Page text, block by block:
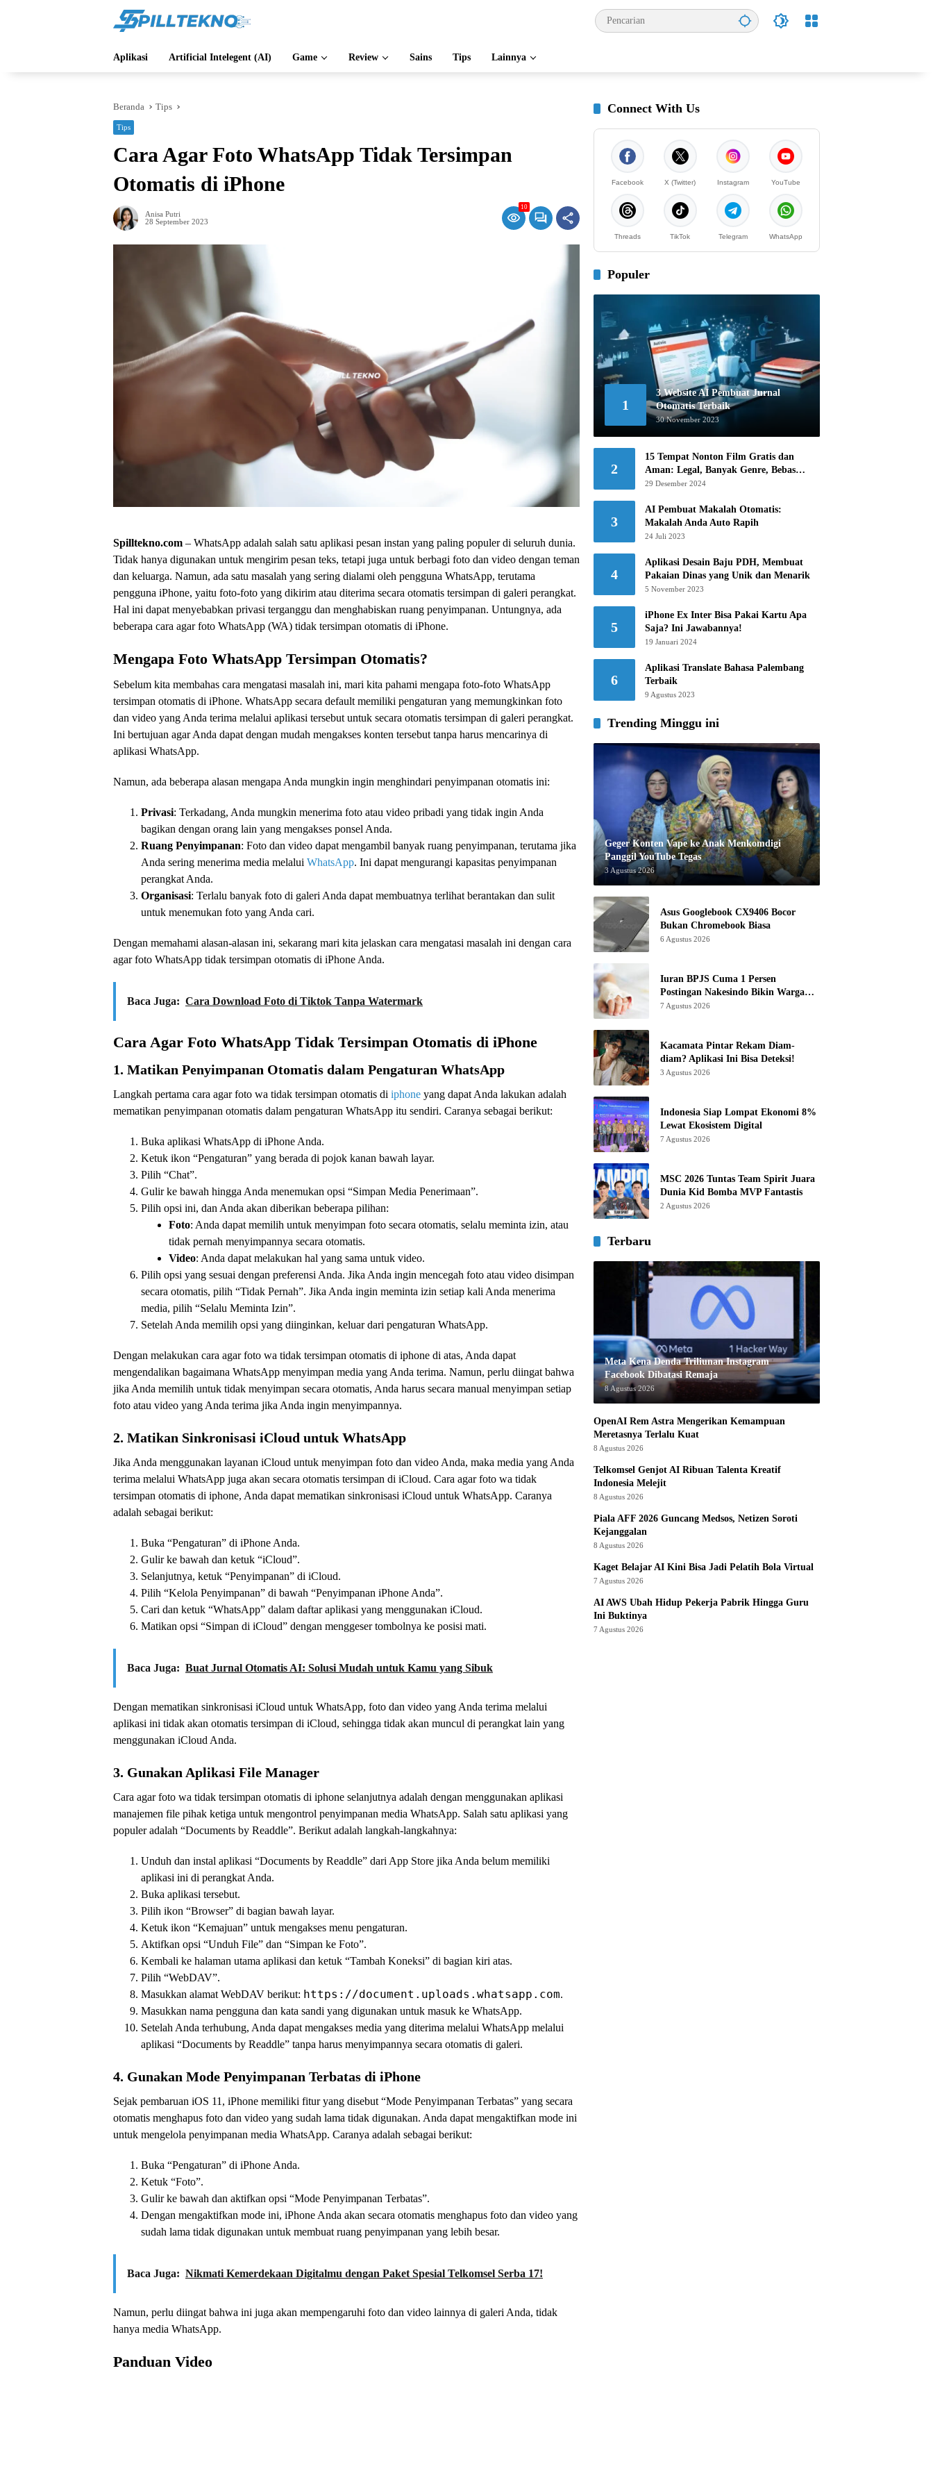
Aplikasi Artificial Intelegent (AI) Game Review Sains Tips Lainnya
Beranda Tips
Tips
Cara Agar Foto WhatsApp Tidak Tersimpan
Otomatis di iPhone
Anisa Putri
28 September 2023
10
Spilltekno.com – WhatsApp adalah salah satu aplikasi pesan instan yang paling populer di seluruh dunia.
Tidak hanya digunakan untuk mengirim pesan teks, tetapi juga untuk berbagi foto dan video dengan teman
dan keluarga. Namun, ada satu masalah yang sering dialami oleh pengguna WhatsApp, terutama
pengguna iPhone, yaitu foto-foto yang dikirim atau diterima secara otomatis tersimpan di galeri perangkat.
Hal ini dapat menyebabkan privasi terganggu dan menghabiskan ruang penyimpanan. Untungnya, ada
beberapa cara agar foto WhatsApp (WA) tidak tersimpan otomatis di iPhone.
Mengapa Foto WhatsApp Tersimpan Otomatis?
Sebelum kita membahas cara mengatasi masalah ini, mari kita pahami mengapa foto-foto WhatsApp
tersimpan otomatis di iPhone. WhatsApp secara default memiliki pengaturan yang memungkinkan foto
dan video yang Anda terima melalui aplikasi tersebut untuk secara otomatis tersimpan di galeri perangkat.
Ini bertujuan agar Anda dapat dengan mudah mengakses konten tersebut tanpa harus mencarinya di
aplikasi WhatsApp.
Namun, ada beberapa alasan mengapa Anda mungkin ingin menghindari penyimpanan otomatis ini:
Privasi: Terkadang, Anda mungkin menerima foto atau video pribadi yang tidak ingin Anda
bagikan dengan orang lain yang mengakses ponsel Anda.
Ruang Penyimpanan: Foto dan video dapat mengambil banyak ruang penyimpanan, terutama jika
Anda sering menerima media melalui WhatsApp. Ini dapat mengurangi kapasitas penyimpanan
perangkat Anda.
Organisasi: Terlalu banyak foto di galeri Anda dapat membuatnya terlihat berantakan dan sulit
untuk menemukan foto yang Anda cari.
Dengan memahami alasan-alasan ini, sekarang mari kita jelaskan cara mengatasi masalah ini dengan cara
agar foto WhatsApp tidak tersimpan otomatis di iPhone Anda.
Baca Juga: Cara Download Foto di Tiktok Tanpa Watermark
Cara Agar Foto WhatsApp Tidak Tersimpan Otomatis di iPhone
1. Matikan Penyimpanan Otomatis dalam Pengaturan WhatsApp
Langkah pertama cara agar foto wa tidak tersimpan otomatis di iphone yang dapat Anda lakukan adalah
mematikan penyimpanan otomatis dalam pengaturan WhatsApp itu sendiri. Caranya sebagai berikut:
Buka aplikasi WhatsApp di iPhone Anda.
Ketuk ikon “Pengaturan” yang berada di pojok kanan bawah layar.
Pilih “Chat”.
Gulir ke bawah hingga Anda menemukan opsi “Simpan Media Penerimaan”.
Pilih opsi ini, dan Anda akan diberikan beberapa pilihan:
Foto: Anda dapat memilih untuk menyimpan foto secara otomatis, selalu meminta izin, atau
tidak pernah menyimpannya secara otomatis.
Video: Anda dapat melakukan hal yang sama untuk video.
Pilih opsi yang sesuai dengan preferensi Anda. Jika Anda ingin mencegah foto atau video disimpan
secara otomatis, pilih “Tidak Pernah”. Jika Anda ingin meminta izin setiap kali Anda menerima
media, pilih “Selalu Meminta Izin”.
Setelah Anda memilih opsi yang diinginkan, keluar dari pengaturan WhatsApp.
Dengan melakukan cara agar foto wa tidak tersimpan otomatis di iphone di atas, Anda dapat
mengendalikan bagaimana WhatsApp menyimpan media yang Anda terima. Namun, perlu diingat bahwa
jika Anda memilih untuk tidak menyimpan secara otomatis, Anda harus secara manual menyimpan setiap
foto atau video yang Anda terima jika Anda ingin menyimpannya.
2. Matikan Sinkronisasi iCloud untuk WhatsApp
Jika Anda menggunakan layanan iCloud untuk menyimpan foto dan video Anda, maka media yang Anda
terima melalui WhatsApp juga akan secara otomatis tersimpan di iCloud. Cara agar foto wa tidak
tersimpan otomatis di iphone, Anda dapat mematikan sinkronisasi iCloud untuk WhatsApp. Caranya
adalah sebagai berikut:
Buka “Pengaturan” di iPhone Anda.
Gulir ke bawah dan ketuk “iCloud”.
Selanjutnya, ketuk “Penyimpanan” di iCloud.
Pilih “Kelola Penyimpanan” di bawah “Penyimpanan iPhone Anda”.
Cari dan ketuk “WhatsApp” dalam daftar aplikasi yang menggunakan iCloud.
Matikan opsi “Simpan di iCloud” dengan menggeser tombolnya ke posisi mati.
Baca Juga: Buat Jurnal Otomatis AI: Solusi Mudah untuk Kamu yang Sibuk
Dengan mematikan sinkronisasi iCloud untuk WhatsApp, foto dan video yang Anda terima melalui
aplikasi ini tidak akan otomatis tersimpan di iCloud, sehingga tidak akan muncul di perangkat lain yang
menggunakan iCloud Anda.
3. Gunakan Aplikasi File Manager
Cara agar foto wa tidak tersimpan otomatis di iphone selanjutnya adalah dengan menggunakan aplikasi
manajemen file pihak ketiga untuk mengontrol penyimpanan media WhatsApp. Salah satu aplikasi yang
populer adalah “Documents by Readdle”. Berikut adalah langkah-langkahnya:
Unduh dan instal aplikasi “Documents by Readdle” dari App Store jika Anda belum memiliki
aplikasi ini di perangkat Anda.
Buka aplikasi tersebut.
Pilih ikon “Browser” di bagian bawah layar.
Ketuk ikon “Kemajuan” untuk mengakses menu pengaturan.
Aktifkan opsi “Unduh File” dan “Simpan ke Foto”.
Kembali ke halaman utama aplikasi dan ketuk “Tambah Koneksi” di bagian kiri atas.
Pilih “WebDAV”.
Masukkan alamat WebDAV berikut: https://document.uploads.whatsapp.com.
Masukkan nama pengguna dan kata sandi yang digunakan untuk masuk ke WhatsApp.
Setelah Anda terhubung, Anda dapat mengakses media yang diterima melalui WhatsApp melalui
aplikasi “Documents by Readdle” tanpa harus menyimpannya secara otomatis di galeri.
4. Gunakan Mode Penyimpanan Terbatas di iPhone
Sejak pembaruan iOS 11, iPhone memiliki fitur yang disebut “Mode Penyimpanan Terbatas” yang secara
otomatis menghapus foto dan video yang sudah lama tidak digunakan. Anda dapat mengaktifkan mode ini
untuk mengelola penyimpanan media WhatsApp. Caranya adalah sebagai berikut:
Buka “Pengaturan” di iPhone Anda.
Ketuk “Foto”.
Gulir ke bawah dan aktifkan opsi “Mode Penyimpanan Terbatas”.
Dengan mengaktifkan mode ini, iPhone Anda akan secara otomatis menghapus foto dan video yang
sudah lama tidak digunakan untuk membuat ruang penyimpanan yang lebih besar.
Baca Juga: Nikmati Kemerdekaan Digitalmu dengan Paket Spesial Telkomsel Serba 17!
Namun, perlu diingat bahwa ini juga akan mempengaruhi foto dan video lainnya di galeri Anda, tidak
hanya media WhatsApp.
Panduan Video
Connect With Us
Facebook X (Twitter) Instagram YouTube
Threads TikTok Telegram WhatsApp
Populer
1
3 Website AI Pembuat Jurnal
Otomatis Terbaik
30 November 2023
2
15 Tempat Nonton Film Gratis dan
Aman: Legal, Banyak Genre, Bebas
Khawatir!
29 Desember 2024
3
AI Pembuat Makalah Otomatis:
Makalah Anda Auto Rapih
24 Juli 2023
4
Aplikasi Desain Baju PDH, Membuat
Pakaian Dinas yang Unik dan Menarik
5 November 2023
5
iPhone Ex Inter Bisa Pakai Kartu Apa
Saja? Ini Jawabannya!
19 Januari 2024
6
Aplikasi Translate Bahasa Palembang
Terbaik
9 Agustus 2023
Trending Minggu ini
Geger Konten Vape ke Anak Menkomdigi
Panggil YouTube Tegas
3 Agustus 2026
Asus Googlebook CX9406 Bocor
Bukan Chromebook Biasa
6 Agustus 2026
Iuran BPJS Cuma 1 Persen
Postingan Nakesindo Bikin Warganet
Murka
7 Agustus 2026
Kacamata Pintar Rekam Diam-
diam? Aplikasi Ini Bisa Deteksi!
3 Agustus 2026
Indonesia Siap Lompat Ekonomi 8%
Lewat Ekosistem Digital
7 Agustus 2026
MSC 2026 Tuntas Team Spirit Juara
Dunia Kid Bomba MVP Fantastis
2 Agustus 2026
Terbaru
Meta Kena Denda Triliunan Instagram
Facebook Dibatasi Remaja
8 Agustus 2026
OpenAI Rem Astra Mengerikan Kemampuan
Meretasnya Terlalu Kuat
8 Agustus 2026
Telkomsel Genjot AI Ribuan Talenta Kreatif
Indonesia Melejit
8 Agustus 2026
Piala AFF 2026 Guncang Medsos, Netizen Soroti
Kejanggalan
8 Agustus 2026
Kaget Belajar AI Kini Bisa Jadi Pelatih Bola Virtual
7 Agustus 2026
AI AWS Ubah Hidup Pekerja Pabrik Hingga Guru
Ini Buktinya
7 Agustus 2026